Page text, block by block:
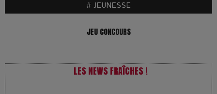
# JEUNESSE
JEU CONCOURS
LES NEWS FRAÎCHES !